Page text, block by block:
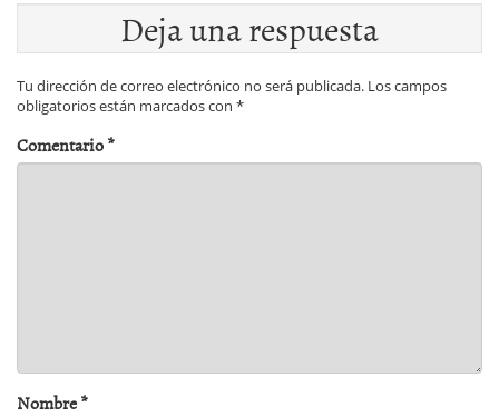
Deja una respuesta
Tu dirección de correo electrónico no será publicada. Los campos
obligatorios están marcados con *
Comentario*
Nombre*